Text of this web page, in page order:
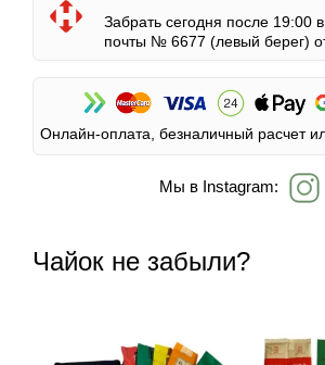
Забрать сегодня после 19:00
почты № 6677 (левый берег)
Онлайн-оплата, безналичный расчет
Мы в Instagram:
Чайок не забыли?